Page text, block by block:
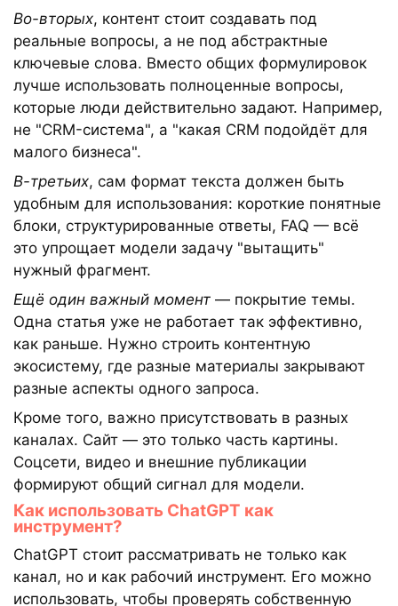
Во-вторых, контент стоит создавать под
реальные вопросы, а не под абстрактные
ключевые слова. Вместо общих формулировок
лучше использовать полноценные вопросы,
которые люди действительно задают. Например,
не "CRM-система", а "какая CRM подойдёт для
малого бизнеса".
В-третьих, сам формат текста должен быть
удобным для использования: короткие понятные
блоки, структурированные ответы, FAQ — всё
это упрощает модели задачу "вытащить"
нужный фрагмент.
Ещё один важный момент — покрытие темы.
Одна статья уже не работает так эффективно,
как раньше. Нужно строить контентную
экосистему, где разные материалы закрывают
разные аспекты одного запроса.
Кроме того, важно присутствовать в разных
каналах. Сайт — это только часть картины.
Соцсети, видео и внешние публикации
формируют общий сигнал для модели.
Как использовать ChatGPT как
инструмент?
ChatGPT стоит рассматривать не только как
канал, но и как рабочий инструмент. Его можно
использовать, чтобы проверять собственную